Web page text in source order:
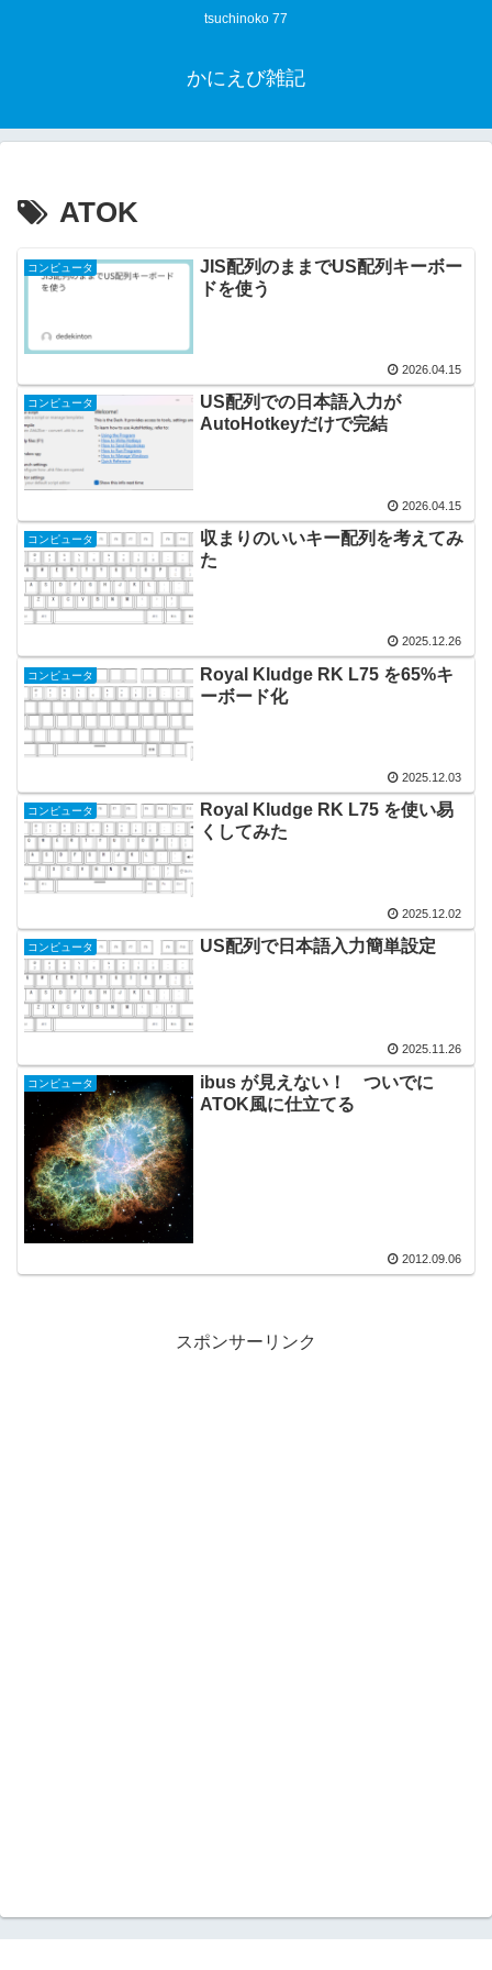
tsuchinoko 77
かにえび雑記
ATOK
コンピュータ
JIS配列のままでUS配列キーボー
ドを使う
2026.04.15
コンピュータ
US配列での日本語入力が
AutoHotkeyだけで完結
2026.04.15
コンピュータ
収まりのいいキー配列を考えてみ
た
2025.12.26
コンピュータ
Royal Kludge RK L75 を65%キ
ーボード化
2025.12.03
コンピュータ
Royal Kludge RK L75 を使い易
くしてみた
2025.12.02
コンピュータ US配列で日本語入力簡単設定
2025.11.26
コンピュータ
ibus が見えない！ ついでに
ATOK風に仕立てる
2012.09.06
スポンサーリンク